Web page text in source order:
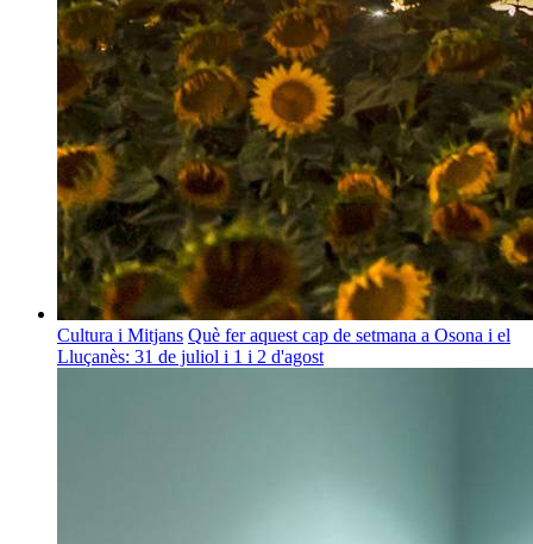
Cultura i Mitjans Què fer aquest cap de setmana a Osona i el
Lluçanès: 31 de juliol i 1 i 2 d'agost